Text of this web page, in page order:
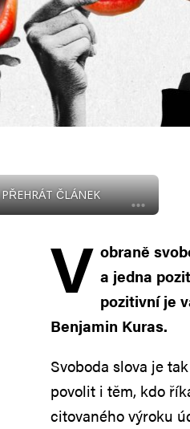
PŘEHRÁT ČLÁNEK
V obraně
a jedna
pozitivní je
Benjamin Kuras.
Svoboda slova je
povolit i těm, kdo
citovaného výroku